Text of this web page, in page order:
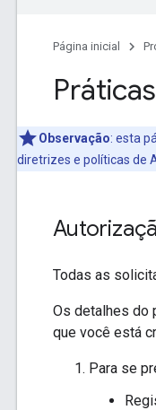
Página inicial
Observação: esta
diretrizes e políticas de
Todas as
Os detalhes do
que você está
Para se